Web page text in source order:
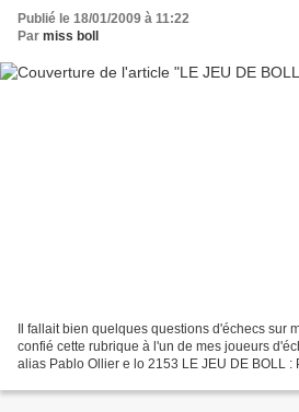
Publié le 18/01/2009 à 11:22
Par miss boll
Il fallait bien quelques questions d'échecs sur
confié cette rubrique à l'un de mes joueurs
alias Pablo Ollier e lo 2153 LE JEU DE BOLL :